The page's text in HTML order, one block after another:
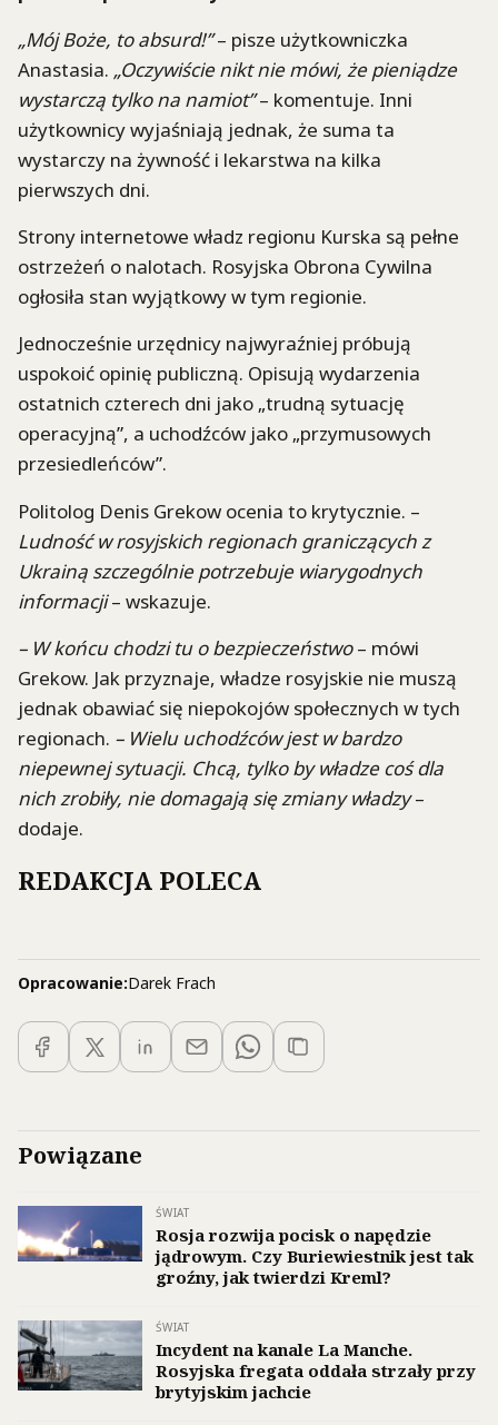
„Mój Boże, to absurd!”– pisze użytkowniczka
Anastasia. „Oczywiście nikt nie mówi, że pieniądze
wystarczą tylko na namiot”– komentuje. Inni
użytkownicy wyjaśniają jednak, że suma ta
wystarczy na żywność i lekarstwa na kilka
pierwszych dni.
Strony internetowe władz regionu Kurska są pełne
ostrzeżeń o nalotach. Rosyjska Obrona Cywilna
ogłosiła stan wyjątkowy w tym regionie.
Jednocześnie urzędnicy najwyraźniej próbują
uspokoić opinię publiczną. Opisują wydarzenia
ostatnich czterech dni jako „trudną sytuację
operacyjną”, a uchodźców jako „przymusowych
przesiedleńców”.
Politolog Denis Grekow ocenia to krytycznie. –
Ludność w rosyjskich regionach graniczących z
Ukrainą szczególnie potrzebuje wiarygodnych
informacji– wskazuje.
– W końcu chodzi tu o bezpieczeństwo– mówi
Grekow. Jak przyznaje, władze rosyjskie nie muszą
jednak obawiać się niepokojów społecznych w tych
regionach. – Wielu uchodźców jest w bardzo
niepewnej sytuacji. Chcą, tylko by władze coś dla
nich zrobiły, nie domagają się zmiany władzy–
dodaje.
REDAKCJA POLECA
Opracowanie:Darek Frach
Powiązane
ŚWIAT
Rosja rozwija pocisk o napędzie
jądrowym. Czy Buriewiestnik jest tak
groźny, jak twierdzi Kreml?
ŚWIAT
Incydent na kanale La Manche.
Rosyjska fregata oddała strzały przy
brytyjskim jachcie